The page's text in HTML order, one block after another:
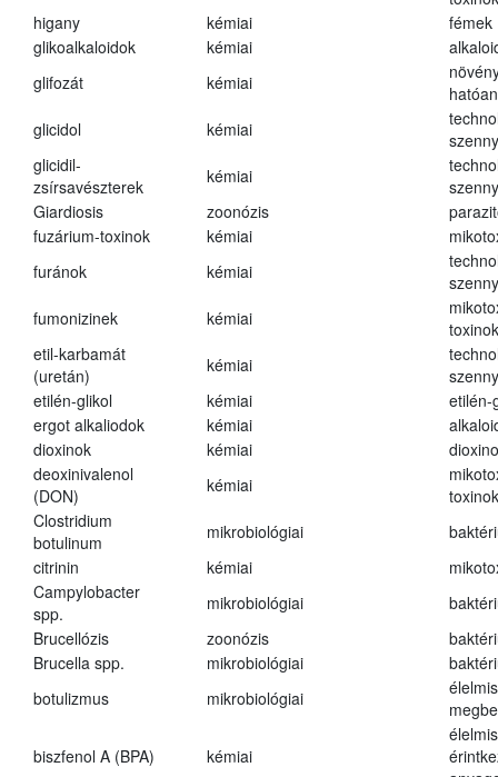
higany
kémiai
fémek
glikoalkaloidok
kémiai
glifozát
kémiai
glicidol
kémiai
glicidil-
zsírsavészterek
kémiai
Giardiosis
zoonózis
fuzárium-toxinok
kémiai
furánok
kémiai
fumonizinek
kémiai
toxinok
etil-karbamát
(uretán)
kémiai
etilén-glikol
kémiai
etilén-
ergot alkaliodok
kémiai
dioxinok
kémiai
deoxinivalenol
(DON)
kémiai
toxinok
Clostridium
botulinum
mikrobiológiai
citrinin
kémiai
Campylobacter
spp.
mikrobiológiai
Brucellózis
zoonózis
Brucella spp.
mikrobiológiai
botulizmus
mikrobiológiai
biszfenol A (BPA) kémiai